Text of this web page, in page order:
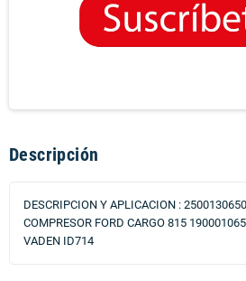
Descripción
DESCRIPCION Y APLICACION :
COMPRESOR FORD CARGO 815
VADEN ID714